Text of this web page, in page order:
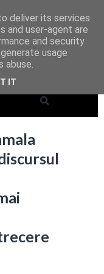
deliver its services
and user-agent are
and security
usage
abuse.
IT